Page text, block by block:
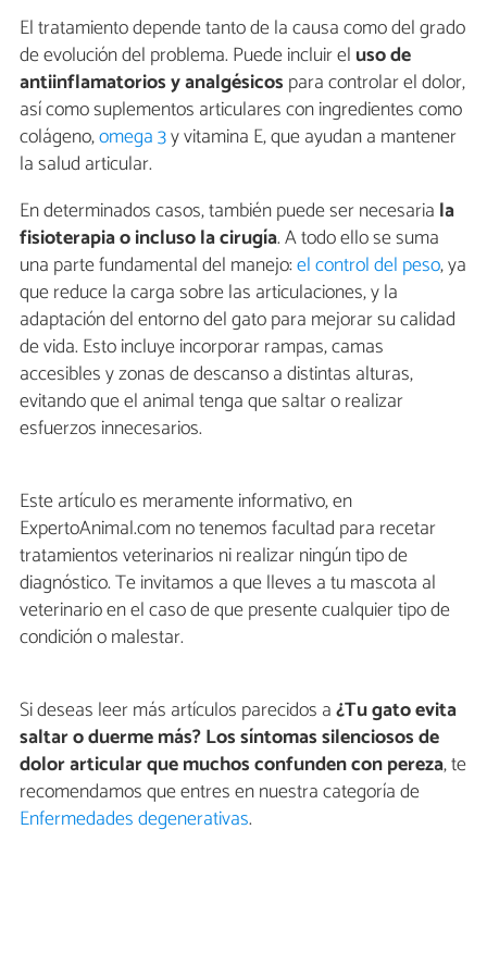
El tratamiento depende tanto de la causa como del grado
de evolución del problema. Puede incluir el uso de
antiinflamatorios y analgésicos para controlar el dolor,
así como suplementos articulares con ingredientes como
colágeno,omega 3y vitamina E, que ayudan a mantener
la salud articular.
En determinados casos, también puede ser necesaria la
fisioterapia o incluso la cirugía. A todo ello se suma
una parte fundamental del manejo:el control del peso, ya
que reduce la carga sobre las articulaciones, y la
adaptación del entorno del gato para mejorar su calidad
de vida. Esto incluye incorporar rampas, camas
accesibles y zonas de descanso a distintas alturas,
evitando que el animal tenga que saltar o realizar
esfuerzos innecesarios.
Este artículo es meramente informativo, en
ExpertoAnimal.com no tenemos facultad para recetar
tratamientos veterinarios ni realizar ningún tipo de
diagnóstico. Te invitamos a que lleves a tu mascota al
veterinario en el caso de que presente cualquier tipo de
condición o malestar.
Si deseas leer más artículos parecidos a¿Tu gato evita
saltar o duerme más? Los síntomas silenciosos de
dolor articular que muchos confunden con pereza, te
recomendamos que entres en nuestra categoría de
Enfermedades degenerativas.